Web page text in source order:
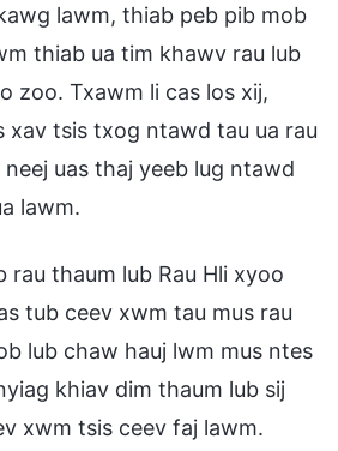
lawm, thiab peb pib mob
thiab ua tim khawv rau lub
zoo. Txawm li cas los xij,
xav tsis txog ntawd tau ua rau
uas thaj yeeb lug ntawd
lawm.
rau thaum lub Rau Hli xyoo
tub ceev xwm tau mus rau
lub chaw hauj lwm mus ntes
khiav dim thaum lub sij
xwm tsis ceev faj lawm.